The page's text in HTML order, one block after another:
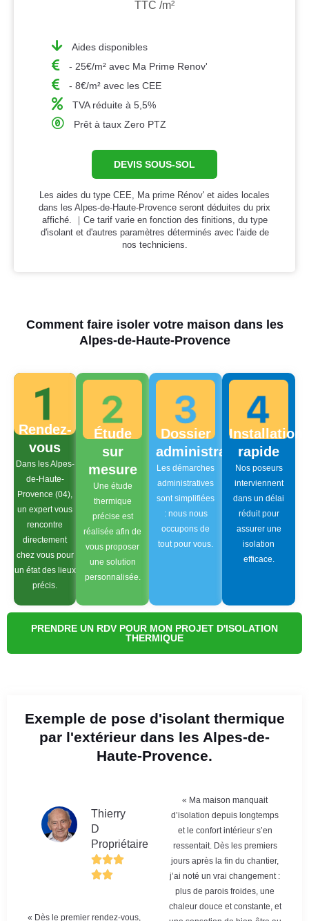
TTC /m²
Aides disponibles
- 25€/m² avec Ma Prime Renov'
- 8€/m² avec les CEE
TVA réduite à 5,5%
Prêt à taux Zero PTZ
DEVIS SOUS-SOL
Les aides du type CEE, Ma prime Rénov' et aides locales
dans les Alpes-de-Haute-Provence seront déduites du prix
affiché. ｜Ce tarif varie en fonction des finitions, du type
d'isolant et d'autres paramètres déterminés avec l'aide de
nos techniciens.
Comment faire isoler votre maison dans les
Alpes-de-Haute-Provence
Rendez-
vous
Dans les Alpes-
de-Haute-
Provence (04),
un expert vous
rencontre
directement
chez vous pour
un état des lieux
précis.
Étude
sur
mesure
Une étude
thermique
précise est
réalisée afin de
vous proposer
une solution
personnalisée.
Dossier
administratif
Les démarches
administratives
sont simplifiées
: nous nous
occupons de
tout pour vous.
Installation
rapide
Nos poseurs
interviennent
dans un délai
réduit pour
assurer une
isolation
efficace.
PRENDRE UN RDV POUR MON PROJET D'ISOLATION
THERMIQUE
Exemple de pose d'isolant thermique
par l'extérieur dans les Alpes-de-
Haute-Provence.
Thierry
D
Propriétaire
« Dès le premier rendez-vous,
« Ma maison manquait
d’isolation depuis longtemps
et le confort intérieur s’en
ressentait. Dès les premiers
jours après la fin du chantier,
j’ai noté un vrai changement :
plus de parois froides, une
chaleur douce et constante, et